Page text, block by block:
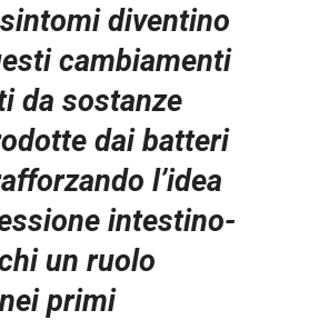
diventino
cambiamenti
da sostanze
dai batteri
l’idea
intestino-
un ruolo
primi